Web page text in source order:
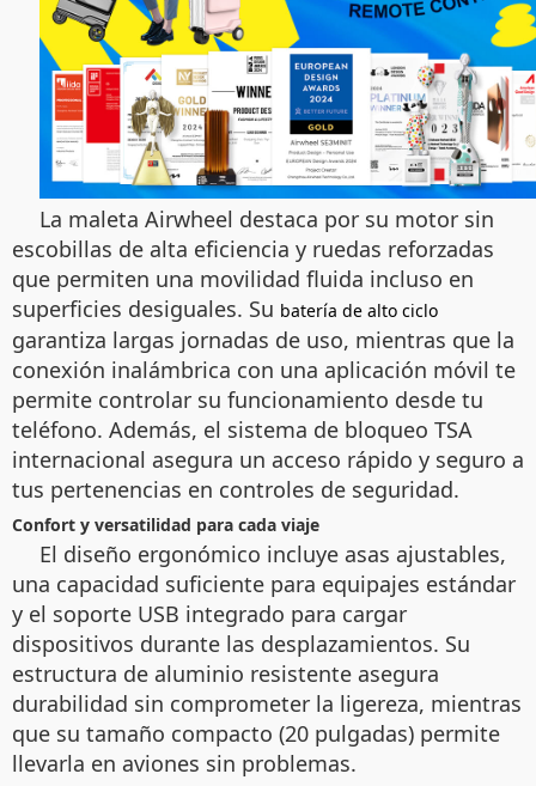
La maleta Airwheel destaca por su motor sin
escobillas de alta eficiencia y ruedas reforzadas
que permiten una movilidad fluida incluso en
superficies desiguales. Su batería de alto ciclo
garantiza largas jornadas de uso, mientras que la
conexión inalámbrica con una aplicación móvil te
permite controlar su funcionamiento desde tu
teléfono. Además, el sistema de bloqueo TSA
internacional asegura un acceso rápido y seguro a
tus pertenencias en controles de seguridad.
Confort y versatilidad para cada viaje
El diseño ergonómico incluye asas ajustables,
una capacidad suficiente para equipajes estándar
y el soporte USB integrado para cargar
dispositivos durante las desplazamientos. Su
estructura de aluminio resistente asegura
durabilidad sin comprometer la ligereza, mientras
que su tamaño compacto (20 pulgadas) permite
llevarla en aviones sin problemas.